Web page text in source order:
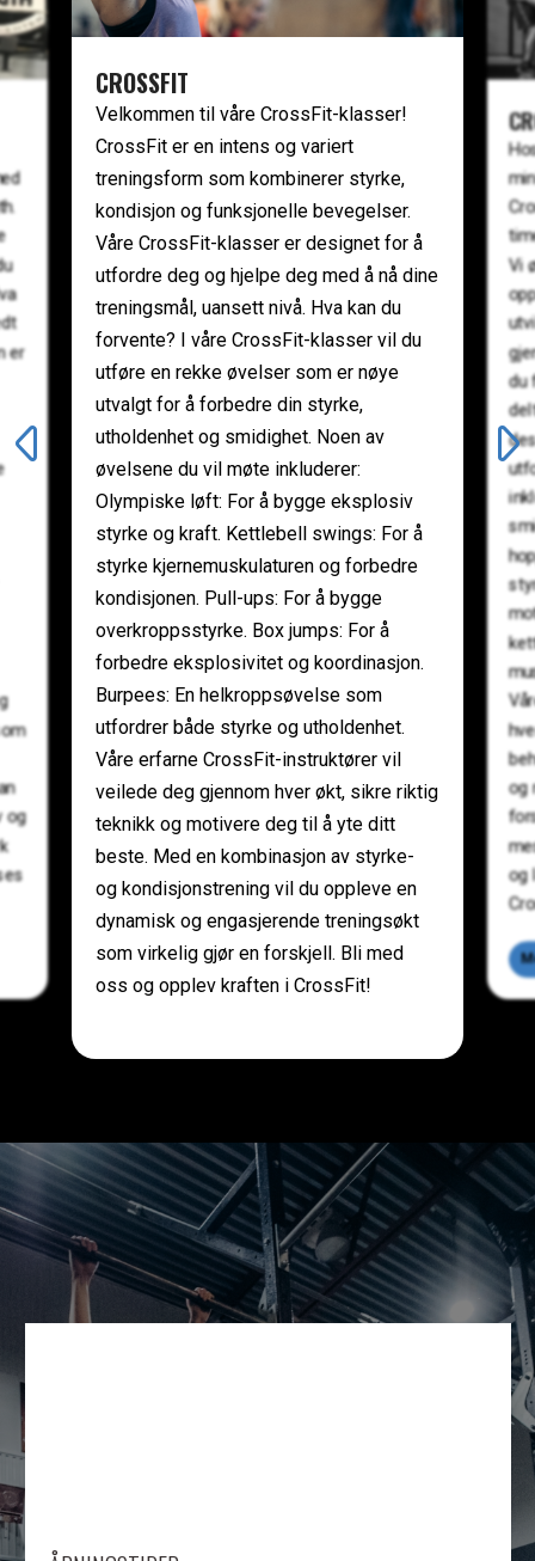
er
og
CROSSFIT
Velkommen til våre CrossFit-klasser!
CrossFit er en intens og variert
treningsform som kombinerer styrke,
kondisjon og funksjonelle bevegelser.
Våre CrossFit-klasser er designet for å
utfordre deg og hjelpe deg med å nå dine
treningsmål, uansett nivå. Hva kan du
forvente? I våre CrossFit-klasser vil du
utføre en rekke øvelser som er nøye
utvalgt for å forbedre din styrke,
utholdenhet og smidighet. Noen av
øvelsene du vil møte inkluderer:
Olympiske løft: For å bygge eksplosiv
styrke og kraft. Kettlebell swings: For å
styrke kjernemuskulaturen og forbedre
kondisjonen. Pull-ups: For å bygge
overkroppsstyrke. Box jumps: For å
forbedre eksplosivitet og koordinasjon.
Burpees: En helkroppsøvelse som
utfordrer både styrke og utholdenhet.
Våre erfarne CrossFit-instruktører vil
veilede deg gjennom hver økt, sikre riktig
teknikk og motivere deg til å yte ditt
beste. Med en kombinasjon av styrke-
og kondisjonstrening vil du oppleve en
dynamisk og engasjerende treningsøkt
som virkelig gjør en forskjell. Bli med
oss og opplev kraften i CrossFit!
Vi
du
og
og